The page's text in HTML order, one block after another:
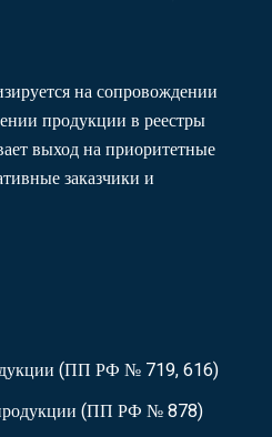
на сопровождении
продукции в реестры
выход на приоритетные
заказчики и
(ПП РФ № 719, 616)
продукции (ПП РФ № 878)